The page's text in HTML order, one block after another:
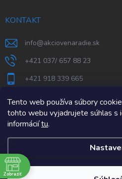
Tento web používa súbory
tohto webu vyjadrujete súhlas s
informáciítu.
KONTAKT
info@akciovenaradie.sk
+421 037/ 657 88 23
+421 918 339 665
STEPS Nitra
AkcioveNaradie.sk
Zobraziť